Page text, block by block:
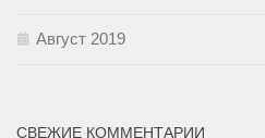
Август 2019
СВЕЖИЕ КОММЕНТАРИИ